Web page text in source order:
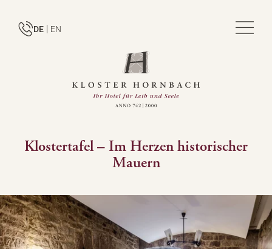
DE EN
Klostertafel – Im Herzen historischer
Mauern